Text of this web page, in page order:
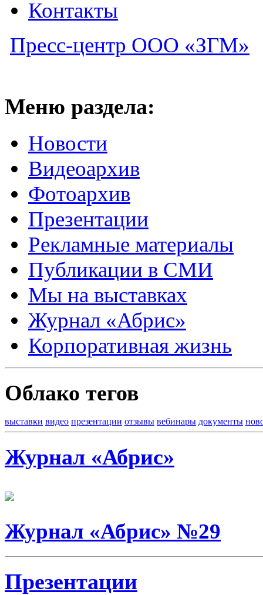
Контакты
Пресс-центр ООО «ЗГМ»
Меню раздела:
Новости
Видеоархив
Фотоархив
Презентации
Рекламные материалы
Публикации в СМИ
Мы на выставках
Журнал «Абрис»
Корпоративная жизнь
Облако тегов
выставки видео презентации отзывы вебинары документы
Журнал «Абрис»
Журнал «Абрис» №29
Презентации